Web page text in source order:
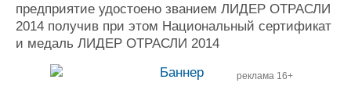
предприятие удостоено званием ЛИДЕР ОТРАСЛИ
2014 получив при этом Национальный сертификат
и медаль ЛИДЕР ОТРАСЛИ 2014
реклама 16+